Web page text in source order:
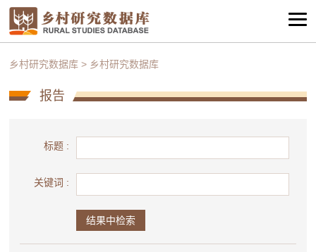
乡村研究数据库 > 乡村研究数据库
报告
标题 :
关键词 :
结果中检索